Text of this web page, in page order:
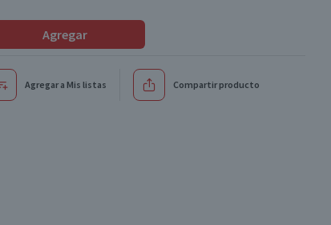
Agregar
Agregar a Mis listas Compartir producto